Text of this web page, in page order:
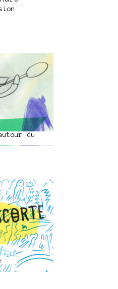
du